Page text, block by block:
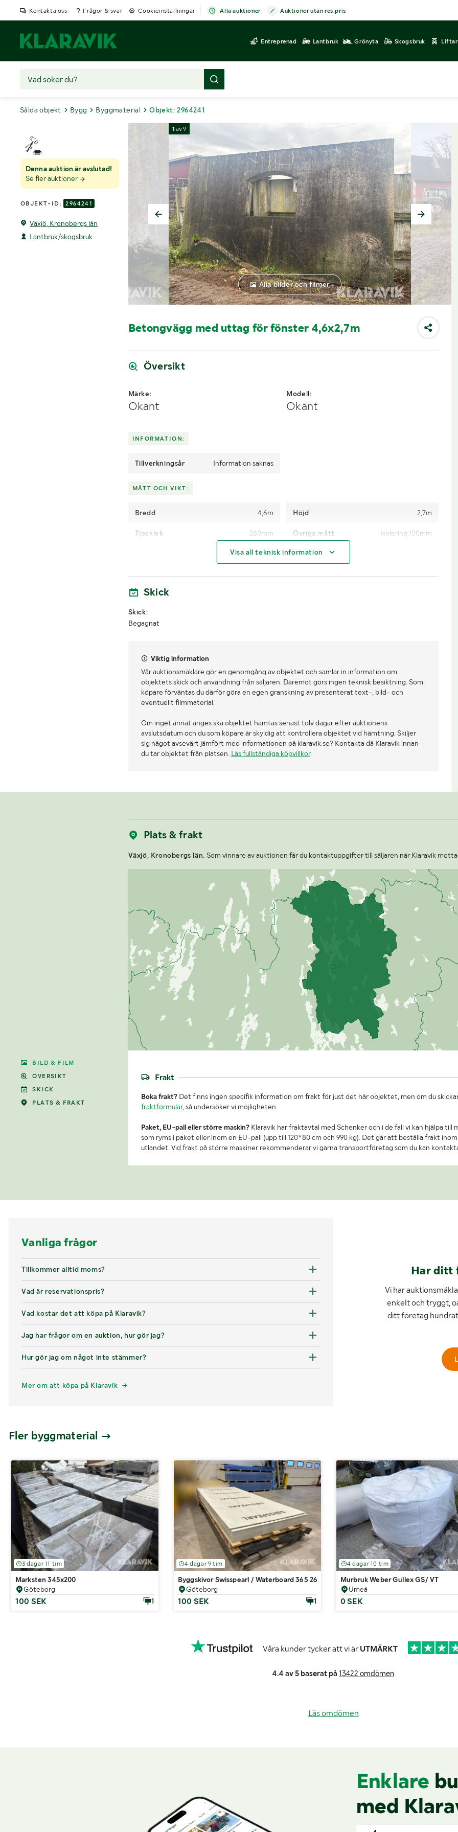
Kontakta oss Frågor & svar Cookieinställningar Alla auktioner Auktioner utan res.pris
Entreprenad Lantbruk Grönyta Skogsbruk Liftar
Sålda objekt Bygg Byggmaterial Objekt: 2964241
Denna auktion är avslutad!
Se fler auktioner
OBJEKT-ID: 2964241
Växjö, Kronobergs län
Lantbruk/skogsbruk
BILD & FILM
ÖVERSIKT
SKICK
PLATS & FRAKT
1 av9
Alla bilder och filmer
Betongvägg med uttag för fönster 4,6x2,7m
Översikt
Märke:
Okänt
Modell:
Okänt
INFORMATION:
Tillverkningsår Information saknas
MÅTT OCH VIKT:
Bredd 4,6m Höjd 2,7m
Tjocklek 260mm Övriga mått Isolering:100mm
lasthjälp
Visa all teknisk information
Skick
Skick:
Begagnat
Viktig information
Vår auktionsmäklare gör en genomgång av objektet och samlar in information om
objektets skick och användning från säljaren. Däremot görs ingen teknisk besiktning. Som
köpare förväntas du därför göra en egen granskning av presenterat text-, bild- och
eventuellt filmmaterial.
Om inget annat anges ska objektet hämtas senast tolv dagar efter auktionens
avslutsdatum och du som köpare är skyldig att kontrollera objektet vid hämtning. Skiljer
sig något avsevärt jämfört med informationen på klaravik.se? Kontakta då Klaravik innan
du tar objektet från platsen. Läs fullständiga köpvillkor.
Plats & frakt
Växjö, Kronobergs län. Som vinnare av auktionen får du kontaktuppgifter till säljaren när Klaravik
Frakt
Boka frakt?Det finns ingen specifik information om frakt för just det här objektet, men om du
fraktformulär, så undersöker vi möjligheten.
Paket, EU-pall eller större maskin?Klaravik har fraktavtal med Schenker och i de fall vi kan hjälpa till
som ryms i paket eller inom en EU-pall (upp till 120*80 cm och 990 kg). Det går att beställa frakt
utlandet. Vid frakt på större maskiner rekommenderar vi gärna transportföretag som du kan
Vanliga frågor
Tillkommer alltid moms?
Vad är reservationspris?
Vad kostar det att köpa på Klaravik?
Jag har frågor om en auktion, hur gör jag?
Hur gör jag om något inte stämmer?
Mer om att köpa på Klaravik
Har ditt
Vi har
enkelt och tryggt,
ditt företag
Fler byggmaterial
3 dagar 11 tim
Marksten 345x200
Göteborg
100 SEK 1
4 dagar 9 tim
Byggskivor Swisspearl / Waterboard 365 26 st
Göteborg
100 SEK 1
4 dagar 10 tim
Murbruk Weber Gullex GS/ VT
Umeå
0 SEK
Våra kunder tycker att vi är UTMÄRKT
4.4 av 5 baserat på 13422 omdömen
Läs omdömen
Enklare
med